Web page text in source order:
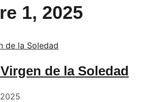
1, 2025
de la Soledad